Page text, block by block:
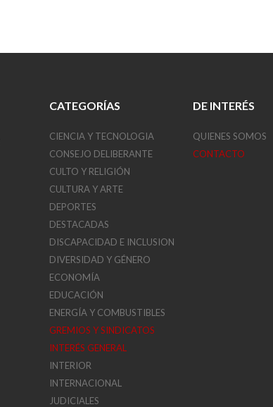
CATEGORÍAS
CIENCIA Y TECNOLOGIA
CONSEJO DELIBERANTE
CULTO Y RELIGIÓN
CULTURA Y ARTE
DEPORTES
DESTACADAS
DISCAPACIDAD E INCLUSION
DIVERSIDAD Y GÉNERO
ECONOMÍA
EDUCACIÓN
ENERGÍA Y COMBUSTIBLES
GREMIOS Y SINDICATOS
INTERÉS GENERAL
INTERIOR
INTERNACIONAL
JUDICIALES
DE INTERÉS
QUIENES SOMOS
CONTACTO